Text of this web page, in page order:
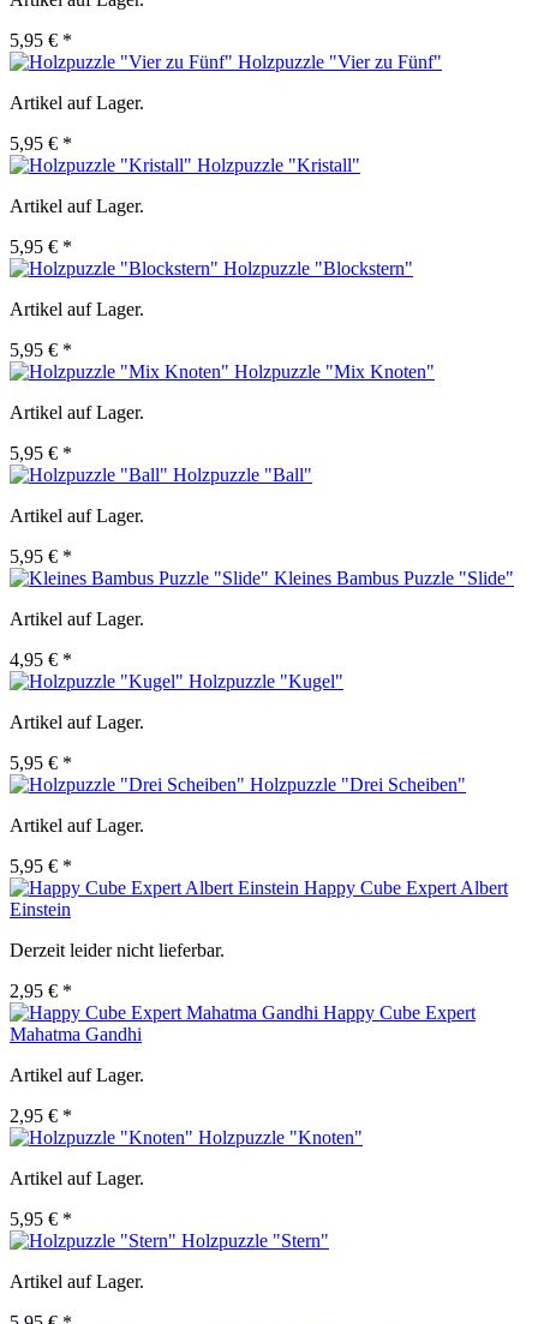
5,95 € *
Holzpuzzle "Vier zu Fünf"
Artikel auf Lager.
5,95 € *
Holzpuzzle "Kristall"
Artikel auf Lager.
5,95 € *
Holzpuzzle "Blockstern"
Artikel auf Lager.
5,95 € *
Holzpuzzle "Mix Knoten"
Artikel auf Lager.
5,95 € *
Holzpuzzle "Ball"
Artikel auf Lager.
5,95 € *
Kleines Bambus Puzzle "Slide"
Artikel auf Lager.
4,95 € *
Holzpuzzle "Kugel"
Artikel auf Lager.
5,95 € *
Holzpuzzle "Drei Scheiben"
Artikel auf Lager.
5,95 € *
Happy Cube Expert Albert
Einstein
Derzeit leider nicht lieferbar.
2,95 € *
Happy Cube Expert
Mahatma Gandhi
Artikel auf Lager.
2,95 € *
Holzpuzzle "Knoten"
Artikel auf Lager.
5,95 € *
Holzpuzzle "Stern"
Artikel auf Lager.